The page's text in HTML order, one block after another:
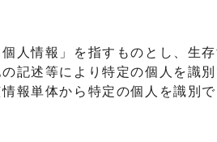
人情報」を指すものとし、生
記述等により特定の個人を識
報単体から特定の個人を識別